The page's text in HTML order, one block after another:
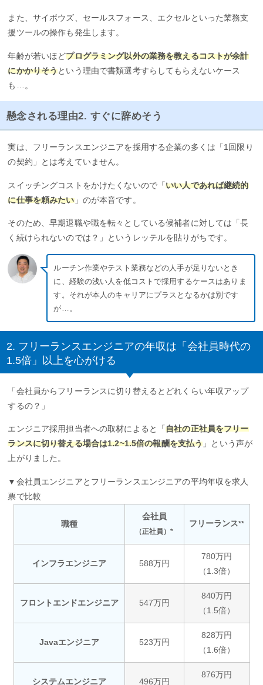
また、サイボウズ、セールスフォース、エクセルといった業務支
援ツールの操作も発生します。
年齢が若いほどプログラミング以外の業務を教えるコストが余計
にかかりそうという理由で書類選考すらしてもらえないケース
も…。
懸念される理由2. すぐに辞めそう
実は、フリーランスエンジニアを採用する企業の多くは「1回限り
の契約」とは考えていません。
スイッチングコストをかけたくないので「いい人であれば継続的
に仕事を頼みたい」のが本音です。
そのため、早期退職や職を転々としている候補者に対しては「長
く続けられないのでは？」というレッテルを貼りがちです。
ルーチン作業やテスト業務などの人手が足りないとき
に、経験の浅い人を低コストで採用するケースはありま
す。それが本人のキャリアにプラスとなるかは別です
が…。
2. フリーランスエンジニアの年収は「会社員時代の
1.5倍」以上を心がける
「会社員からフリーランスに切り替えるとどれくらい年収アップ
するの？」
エンジニア採用担当者への取材によると「自社の正社員をフリー
ランスに切り替える場合は1.2~1.5倍の報酬を支払う 」という声が
上がりました。
▼会社員エンジニアとフリーランスエンジニアの平均年収を求人
票で比較
職種
会社員
（正社員）*
フリーランス**
インフラエンジニア 588万円
780万円
（1.3倍）
フロントエンドエンジニア 547万円
840万円
（1.5倍）
Javaエンジニア 523万円
828万円
（1.6倍）
システムエンジニア 496万円
876万円